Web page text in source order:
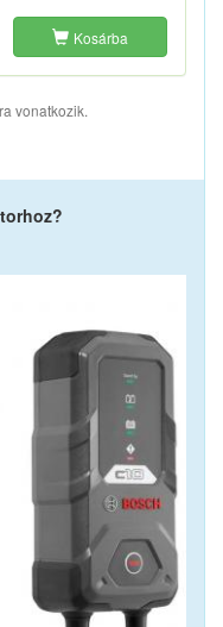
Kosárba
vonatkozik.